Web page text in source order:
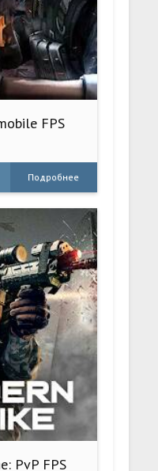
FPS
Подробнее
PvP FPS